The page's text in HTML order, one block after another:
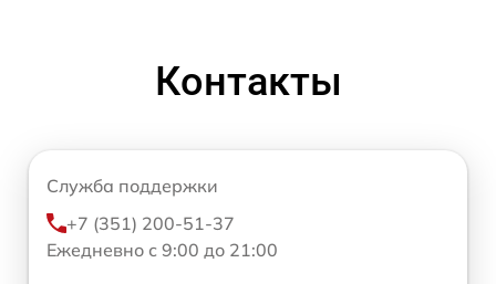
Контакты
Служба поддержки
+7 (351) 200-51-37
Ежедневно с 9:00 до 21:00